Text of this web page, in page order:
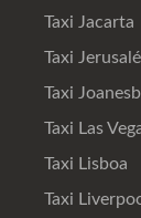
Taxi Jacarta
Taxi
Taxi
Taxi Las
Taxi Lisboa
Taxi